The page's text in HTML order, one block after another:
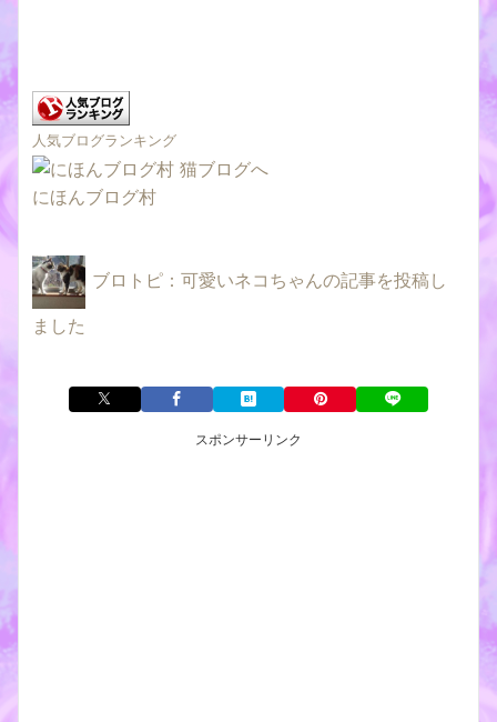
人気ブログランキング
にほんブログ村
ブロトピ：可愛いネコちゃんの記事を投稿し
ました
スポンサーリンク